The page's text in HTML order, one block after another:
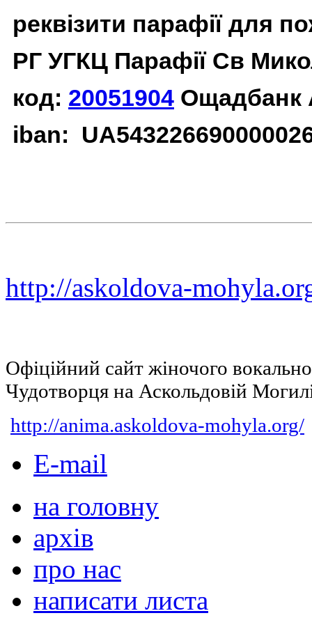
реквізити парафії для
РГ УГКЦ Парафії Св
код: 20051904 Ощадбанк
iban:
http://askoldova-
Офіційний сайт жіночого
Чудотворця на Аскольдовій
http://anima.askoldova-mohyla.org/
E-mail
на головну
архів
про нас
написати листа